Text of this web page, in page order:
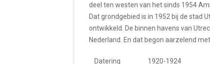
deel ten westen van het sinds 1954
Dat grondgebied is in 1952 bij de stad
ontwikkeld. De binnen havens van
Nederland. En dat begon aarzelend
Datering 1920-1924